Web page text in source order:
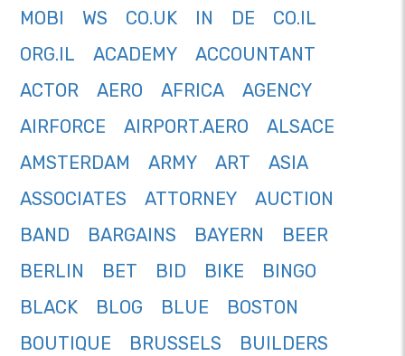
MOBI
WS CO.UK IN DE
CO.IL
ORG.IL
ACADEMY
ACCOUNTANT
ACTOR
AERO AFRICA
AGENCY
AIRFORCE
AIRPORT.AERO
ALSACE
AMSTERDAM
ARMY ART
ASIA
ASSOCIATES
ATTORNEY
AUCTION
BAND
BARGAINS BAYERN
BEER
BERLIN
BET BID BIKE
BINGO
BLACK
BLOG BLUE
BOSTON
BOUTIQUE
BRUSSELS
BUILDERS